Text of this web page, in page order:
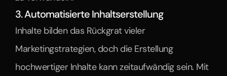
3. Automatisierte Inhaltserstellung
Inhalte bilden das Rückgrat vieler
Marketingstrategien, doch die Erstellung
hochwertiger Inhalte kann zeitaufwändig sein. Mit